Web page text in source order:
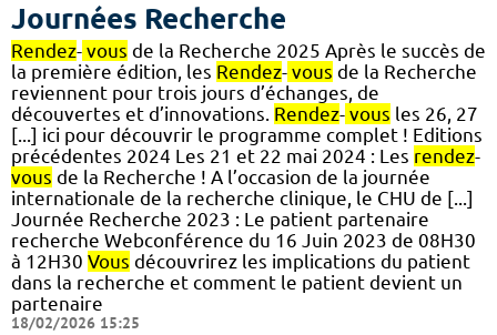
Journées Recherche
Rendez- vous de la Recherche 2025 Après le succès de
la première édition, les Rendez- vous de la Recherche
reviennent pour trois jours d’échanges, de
découvertes et d’innovations. Rendez- vous les 26, 27
[...] ici pour découvrir le programme complet ! Editions
précédentes 2024 Les 21 et 22 mai 2024 : Les rendez-
vous de la Recherche ! A l’occasion de la journée
internationale de la recherche clinique, le CHU de [...]
Journée Recherche 2023 : Le patient partenaire
recherche Webconférence du 16 Juin 2023 de 08H30
à 12H30 Vous découvrirez les implications du patient
dans la recherche et comment le patient devient un
partenaire
18/02/2026 15:25